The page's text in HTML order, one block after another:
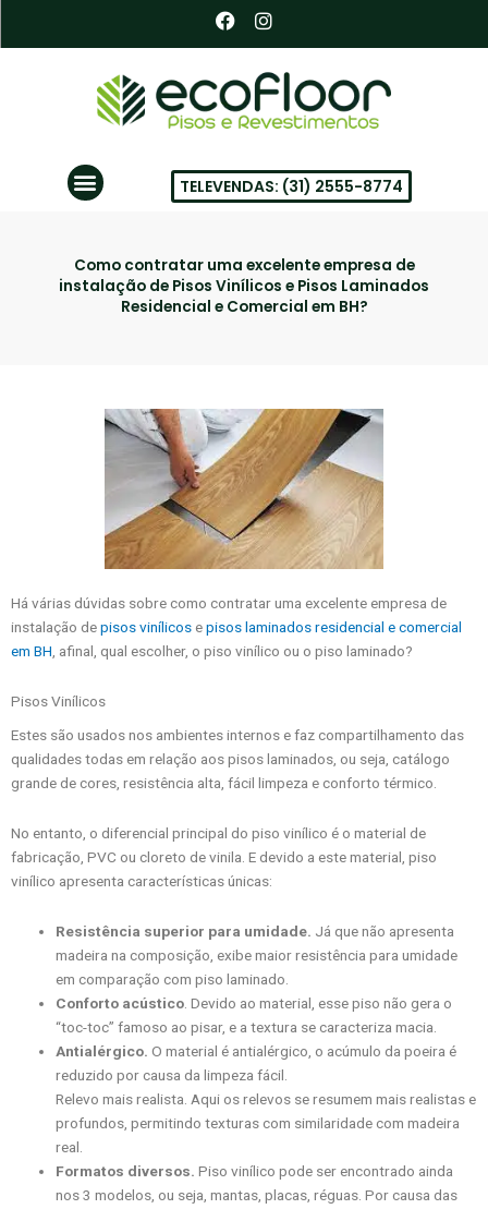
F
a
c
b
o
o
I
n
s
t
a
r
m
Menu
TELEVENDAS: (31) 2555-8774
Como contratar uma excelente empresa de
instalação de Pisos Vinílicos e Pisos Laminados
Residencial e Comercial em BH?
Há várias dúvidas sobre como contratar uma excelente empresa de
instalação depisos vinílicosepisos laminados residencial e comercial
em BH , afinal, qual escolher, o piso vinílico ou o piso laminado?
Pisos Vinílicos
Estes são usados nos ambientes internos e faz compartilhamento das
qualidades todas em relação aos pisos laminados, ou seja, catálogo
grande de cores, resistência alta, fácil limpeza e conforto térmico.
No entanto, o diferencial principal do piso vinílico é o material de
fabricação, PVC ou cloreto de vinila. E devido a este material, piso
vinílico apresenta características únicas:
Resistência superior para umidade. Já que não apresenta
madeira na composição, exibe maior resistência para umidade
em comparação com piso laminado.
Conforto acústico . Devido ao material, esse piso não gera o
“toc-toc” famoso ao pisar, e a textura se caracteriza macia.
Antialérgico. O material é antialérgico, o acúmulo da poeira é
reduzido por causa da limpeza fácil.
Relevo mais realista. Aqui os relevos se resumem mais realistas e
profundos, permitindo texturas com similaridade com madeira
real.
Formatos diversos. Piso vinílico pode ser encontrado ainda
nos 3 modelos, ou seja, mantas, placas, réguas. Por causa das